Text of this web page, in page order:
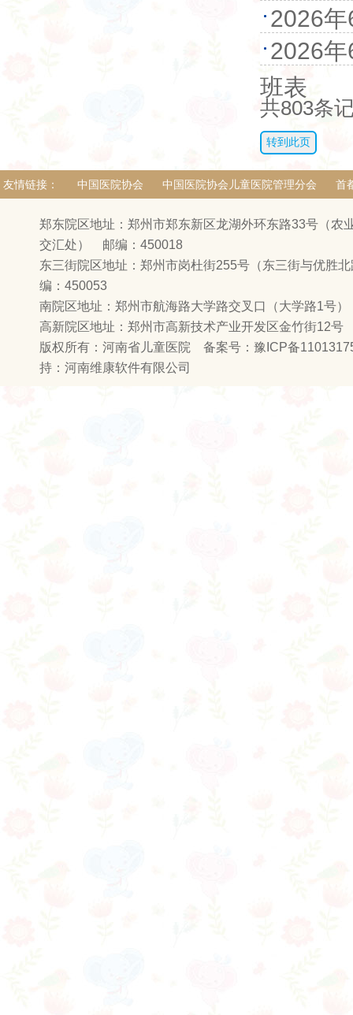
2026
2026
班表
共803条
友情链接： 中国医院协会 中国医院协会儿童医院管理分会 首
郑东院区地址：郑州市郑东新区龙湖外环东路33号（农
交汇处） 邮编：450018
东三街院区地址：郑州市岗杜街255号（东三街与优胜
编：450053
南院区地址：郑州市航海路大学路交叉口（大学路1号
高新院区地址：郑州市高新技术产业开发区金竹街12号
版权所有：河南省儿童医院 备案号： 豫ICP备
持： 河南维康软件有限公司